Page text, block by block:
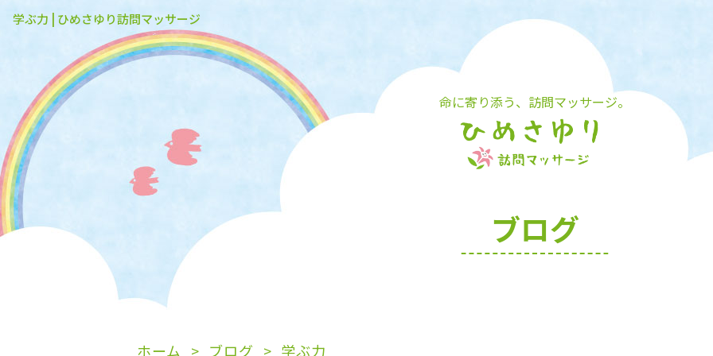
命に寄り添う、訪問マッサージ。
学ぶ力 | ひめさゆり訪問マッサージ
ブログ
ホーム ブログ 学ぶ力